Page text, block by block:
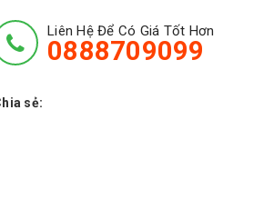
Liên Hệ Để Có Giá Tốt Hơn
0888709099
sẻ: